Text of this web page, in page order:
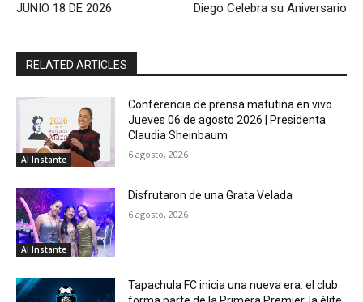
JUNIO 18 DE 2026 Diego Celebra su Aniversario
RELATED ARTICLES
Al Instante
Conferencia de prensa matutina en vivo.
Jueves 06 de agosto 2026 | Presidenta
Claudia Sheinbaum
6 agosto, 2026
Al Instante
Disfrutaron de una Grata Velada
6 agosto, 2026
Tapachula FC inicia una nueva era: el club